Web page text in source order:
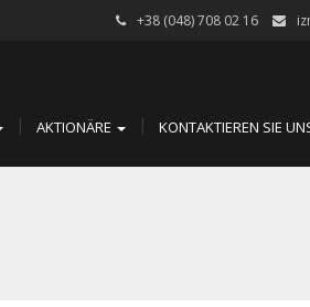
+38 (048) 708 02 16
AKTIONÄRE KONTAKTIEREN SIE